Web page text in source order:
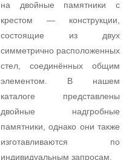
на двойные памятники с
крестом — конструкции,
состоящие из двух
симметрично расположенных
стел, соединённых общим
элементом. В нашем
каталоге представлены
двойные надгробные
памятники, однако они также
изготавливаются по
индивидуальным запросам.